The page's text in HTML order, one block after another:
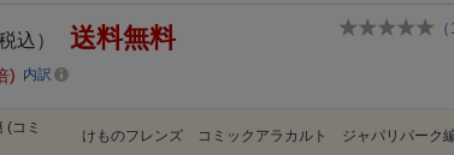
（
税込） 送料無料
内訳
(コミ
けものフレンズ コミックアラカルト ジャパリパーク